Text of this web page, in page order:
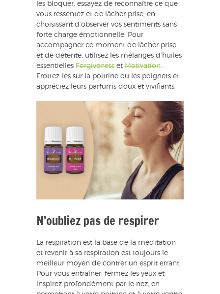
les bloquer, essayez de reconnaître ce que
vous ressentez et de lâcher prise, en
choisissant d’observer vos sentiments sans
forte charge émotionnelle. Pour
accompagner ce moment de lâcher prise
et de détente, utilisez les mélanges d’huiles
essentielles Forgiveness et Motivation.
Frottez-les sur la poitrine ou les poignets et
appréciez leurs parfums doux et vivifiants.
N’oubliez pas de respirer
La respiration est la base de la méditation
et revenir à sa respiration est toujours le
meilleur moyen de contrer un esprit errant.
Pour vous entraîner, fermez les yeux et
inspirez profondément par le nez, en